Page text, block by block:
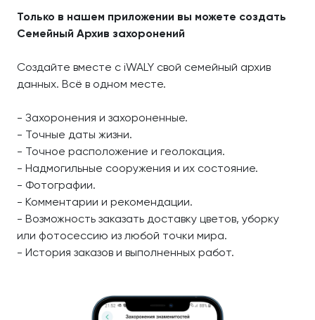
Только в нашем приложении вы можете создать
Семейный Архив захоронений
Создайте вместе с iWALY свой семейный архив
данных. Всё в одном месте.
- Захоронения и захороненные.
- Точные даты жизни.
- Точное расположение и геолокация.
- Надмогильные сооружения и их состояние.
- Фотографии.
- Комментарии и рекомендации.
- Возможность заказать доставку цветов, уборку
или фотосессию из любой точки мира.
- История заказов и выполненных работ.